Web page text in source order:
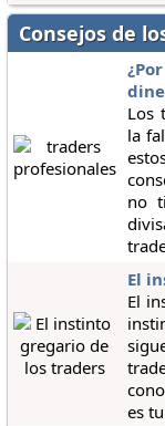
Consejos de
Los
la
no
El
El
es